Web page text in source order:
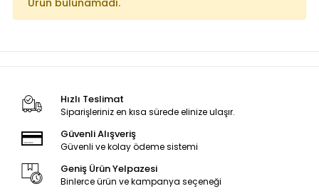
Ürün bulunamadı.
Hızlı Teslimat
Siparişleriniz en kısa sürede elinize ulaşır.
Güvenli Alışveriş
Güvenli ve kolay ödeme sistemi
Geniş Ürün Yelpazesi
Binlerce ürün ve kampanya seçeneği